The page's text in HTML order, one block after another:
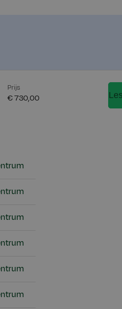
Prijs
€ 730,00